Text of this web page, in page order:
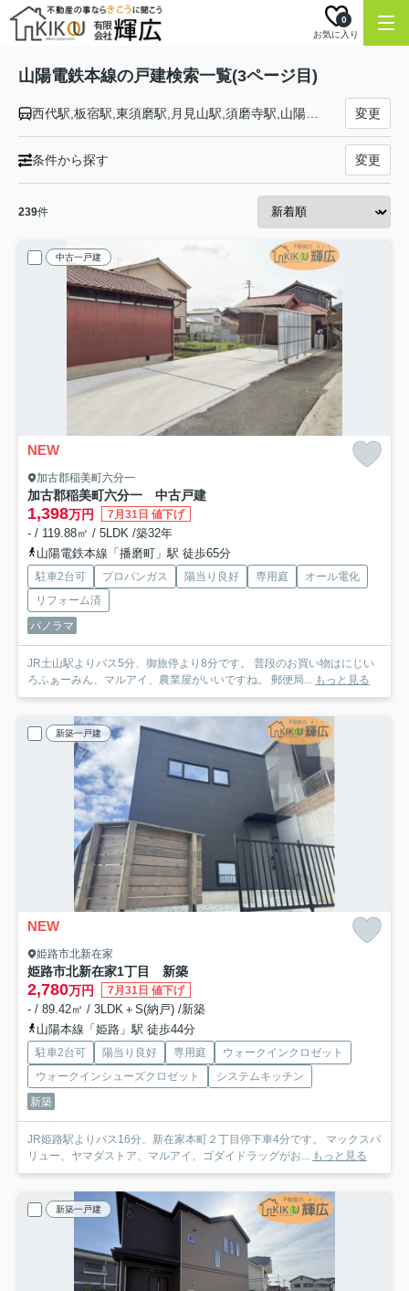
お気に入り
0
山陽電鉄本線の戸建検索一覧(3ページ目)
変更
条件から探す 変更
239件
中古一戸建
NEW
加古郡稲美町六分一
加古郡稲美町六分一 中古戸建
1,398万円 7月31日 値下げ
- / 119.88㎡ / 5LDK /築32年
山陽電鉄本線「播磨町」駅 徒歩65分
駐車2台可 プロパンガス 陽当り良好 専用庭
オール電化
リフォーム済
パノラマ
JR土山駅よりバス5分、御旅停より8分です。 普段のお買い物はにじい
ろふぁーみん、マルアイ、農業屋がいいですね。 郵便局... もっと見る
新築一戸建
NEW
姫路市北新在家
姫路市北新在家1丁目 新築
2,780万円 7月31日 値下げ
- / 89.42㎡ / 3LDK＋S(納戸) /新築
山陽本線「姫路」駅 徒歩44分
駐車2台可 陽当り良好 専用庭
ウォークインクロゼット
ウォークインシューズクロゼット
システムキッチン
新築
JR姫路駅よりバス16分、新在家本町２丁目停下車4分です。 マックスバ
リュー、ヤマダストア、マルアイ、ゴダイドラッグがお... もっと見る
新築一戸建